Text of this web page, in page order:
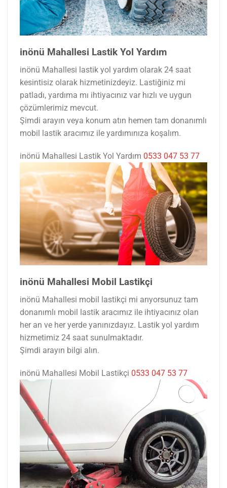
inönü Mahallesi Lastik Yol Yardım
inönü Mahallesi lastik yol yardım olarak 24 saat
kesintisiz olarak hizmetinizdeyiz. Lastiğiniz mi
patladı, yardıma mı ihtiyacınız var hızlı ve uygun
çözümlerimiz mevcut.
Şimdi arayın veya konum atın hemen tam donanımlı
mobil lastik aracımız ile yardımınıza koşalım.
inönü Mahallesi Lastik Yol Yardım 0533 047 53 77
inönü Mahallesi Mobil Lastikçi
inönü Mahallesi mobil lastikçi mi arıyorsunuz tam
donanımlı mobil lastik aracımız ile ihtiyacınız olan
her an ve her yerde yanınızdayız. Lastik yol yardım
hizmetimiz 24 saat sunulmaktadır.
Şimdi arayın bilgi alın.
inönü Mahallesi Mobil Lastikçi 0533 047 53 77